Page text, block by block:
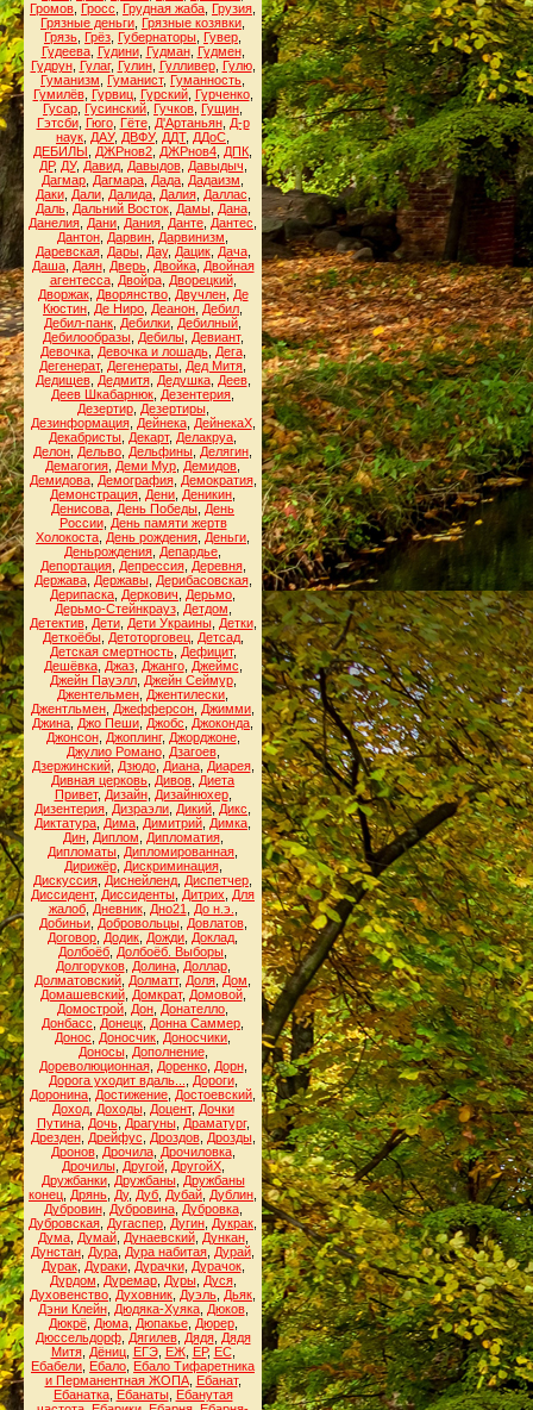
Громов Гросс Грудная жаба Грузия
Грязные деньги Грязные козявки
Грязь Грёз Губернаторы Гувер
Гудеева, Гудини, Гудман, Гудмен,
Гудрун, Гулаг, Гулин, Гулливер, Гулю,
Гуманизм
Гуманист, Гуманность
Гумилёв, Гурвиц, Гурский, Гурченко,
Гусар Гусинский Гучков Гущин
Гэтсби, Гюго, Гёте, Д'Артаньян, Д-р
наук ДАУ, ДВФУ, ДДТ, ДДоС
ДЕБИЛЫ
ДЖРнов2 ДЖРнов4 ДПК
ДР, ДУ, Давид, Давыдов, Давыдыч
Дагмар Дагмара Дада Дадаизм
Даки, Дали, Далида, Далия, Даллас
Даль, Дальний Восток, Дамы, Дана,
Данелия Дани Дания Данте Дантес
Дантон Дарвин Дарвинизм
Даревская, Дары, Дау, Дацик, Дача,
Даша, Даян, Дверь, Двойка, Двойная
агентесса, Двойра, Дворецкий,
Дворжак, Дворянство, Двучлен, Де
Кюстин Де Ниро Деанон Дебил
Дебил-панк Дебилки Дебилный
Дебилообразы, Дебилы, Девиант,
Девочка, Девочка и лошадь, Дега,
Дегенерат, Дегенераты Дед Митя
Дедищев, Дедмитя, Дедушка, Деев,
Деев Шкабарнюк Дезентерия
Дезертир, Дезертиры,
Дезинформация, Дейнека, ДейнекаХ,
Декабристы Декарт, Делакруа
Делон Дельво Дельфины Делягин
Демагогия Деми Мур Демидов
Демидова, Демография, Демократия,
Демонстрация Дени Деникин
Денисова День Победы День
России, День памяти жертв
Холокоста День рождения Деньги
Деньрождения Депардье
Депортация, Депрессия, Деревня,
Держава, Державы, Дерибасовская,
Дерипаска Деркович Дерьмо
Дерьмо-Стейнкрауз, Детдом
Детектив, Дети, Дети Украины, Детки,
Деткоёбы, Детоторговец, Детсад,
Детская смертность, Дефицит,
Дешёвка, Джаз, Джанго, Джеймс
Джейн Пауэлл, Джейн Сеймур,
Джентельмен Джентилески
Джентльмен Джефферсон Джимми
Джина Джо Пеши Джобс Джоконда
Джонсон, Джоплинг, Джорджоне,
Джулио Романо, Дзагоев,
Дзержинский, Дзюдо, Диана, Диарея,
Дивная церковь Дивов Диета
Привет, Дизайн, Дизайнюхер,
Дизентерия Дизраэли Дикий Дикс
Диктатура Дима Димитрий Димка
Дин, Диплом Дипломатия,
Дипломаты Дипломированная
Дирижёр, Дискриминация,
Дискуссия Диснейленд Диспетчер
Диссидент, Диссиденты Дитрих
Для
жалоб, Дневник, Дно21 До н.э.
Добиньи, Добровольцы, Довлатов,
Договор Додик Дожди Доклад
Долбоёб Долбоёб. Выборы
Долгоруков, Долина, Доллар,
Долматовский Долматт, Доля Дом
Домашевский, Домкрат, Домовой,
Домострой Дон Донателло
Донбасс
Донецк Донна Саммер
Донос
Доносчик Доносчики
Доносы, Дополнение,
Дореволюционная, Доренко, Дорн,
Дорога уходит вдаль...
Дороги,
Доронина Достижение Достоевский
Доход, Доходы, Доцент, Дочки
Путина, Дочь, Драгуны, Драматург,
Дрезден, Дрейфус Дроздов, Дрозды,
Дронов, Дрочила, Дрочиловка,
Дрочилы, Другой, ДругойХ,
Дружбанки, Дружбаны, Дружбаны
конец Дрянь Ду, Дуб Дубай Дублин
Дубровин, Дубровина, Дубровка,
Дубровская Дугаспер Дугин Дукрак
Дума, Думай, Дунаевский, Дункан,
Дунстан Дура Дура набитая Дурай
Дурак, Дураки, Дурачки, Дурачок,
Дурдом
Дуремар, Дуры, Дуся,
Духовенство Духовник Дуэль Дьяк
Дэни Клейн, Дюдяка-Хуяка, Дюков,
Дюкрё, Дюма, Дюпакье, Дюрер,
Дюссельдорф, Дягилев, Дядя, Дядя
Митя, Дёниц, ЕГЭ, ЕЖ, ЕР, ЕС,
Ебабели Ебало Ебало Тифаретника
и Перманентная ЖОПА, Ебанат,
Ебанатка, Ебанаты, Ебанутая